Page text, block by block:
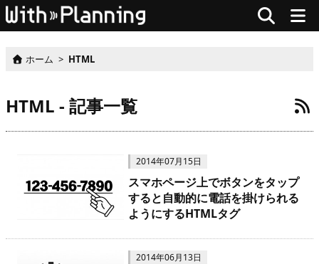
ホーム > HTML
HTML - 記事一覧
2014年07月15日
スマホページ上でボタンをタップ
すると自動的に電話を掛けられる
ようにするHTMLタグ
2014年06月13日